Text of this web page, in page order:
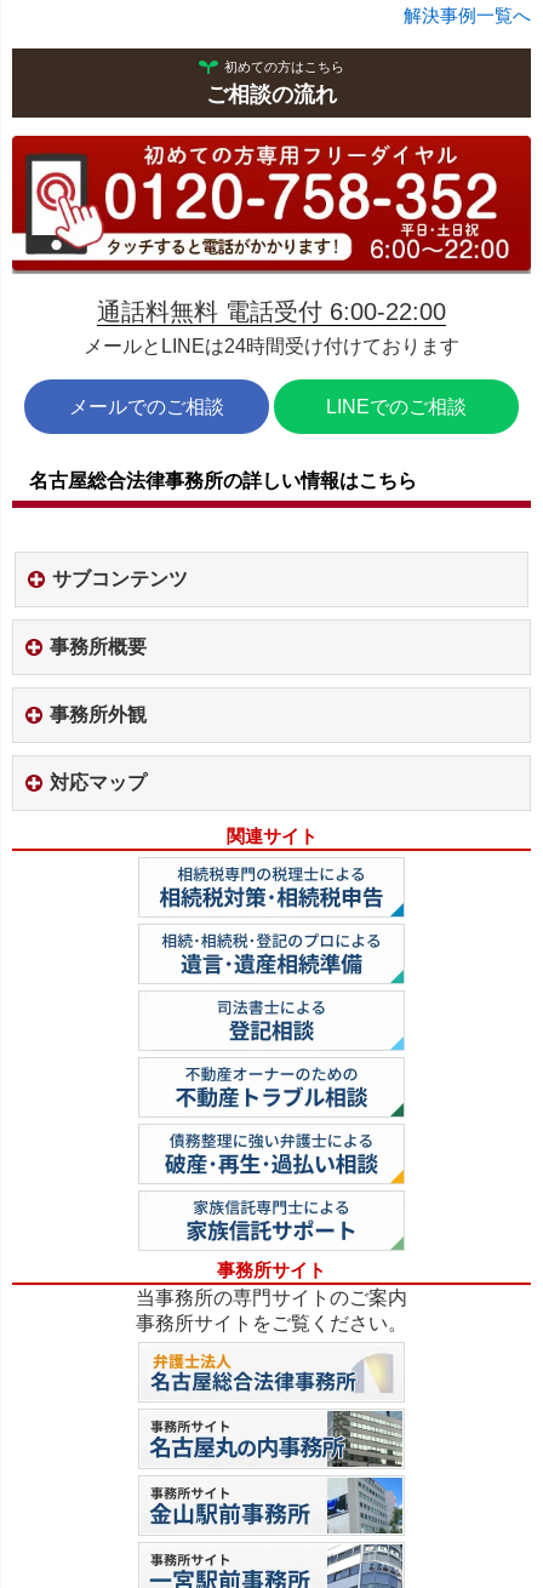
解決事例一覧へ
初めての方はこちら
ご相談の流れ
通話料無料 電話受付 6:00-22:00
メールとLINEは24時間受け付けております
メールでのご相談 LINEでのご相談
名古屋総合法律事務所の詳しい情報はこちら
サブコンテンツ
事務所概要
事務所外観
対応マップ
関連サイト
事務所サイト
当事務所の専門サイトのご案内
事務所サイトをご覧ください。